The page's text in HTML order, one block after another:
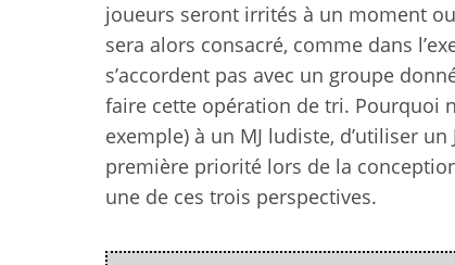
joueurs seront irrités à un moment
sera alors consacré, comme dans
s’accordent pas avec un groupe
faire cette opération de tri. Pourquoi
exemple) à un MJ ludiste, d’utiliser
première priorité lors de la
une de ces trois perspectives.